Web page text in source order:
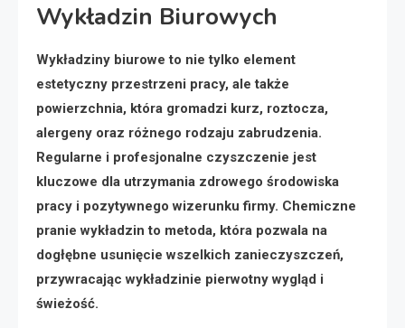
Wykładzin Biurowych
Wykładziny biurowe to nie tylko element
estetyczny przestrzeni pracy, ale także
powierzchnia, która gromadzi kurz, roztocza,
alergeny oraz różnego rodzaju zabrudzenia.
Regularne i profesjonalne czyszczenie jest
kluczowe dla utrzymania zdrowego środowiska
pracy i pozytywnego wizerunku firmy. Chemiczne
pranie wykładzin to metoda, która pozwala na
dogłębne usunięcie wszelkich zanieczyszczeń,
przywracając wykładzinie pierwotny wygląd i
świeżość.